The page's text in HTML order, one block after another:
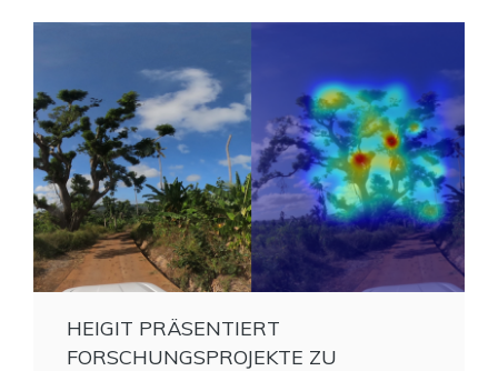
HEIGIT PRÄSENTIERT
FORSCHUNGSPROJEKTE ZU